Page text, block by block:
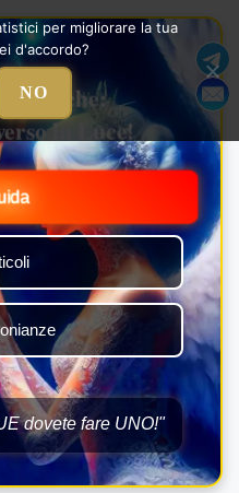
la Luce!
dovete fare UNO!"
per migliorare la tua
d'accordo?
NO